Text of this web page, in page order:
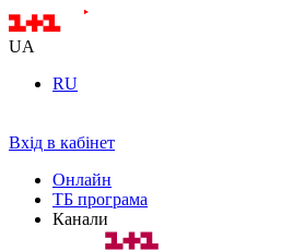
UA
RU
Вхід в кабінет
Онлайн
ТБ програма
Канали